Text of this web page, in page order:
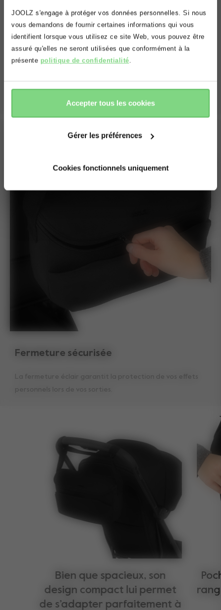
JOOLZ s'engage à protéger vos données personnelles. Si nous
vous demandons de fournir certaines informations qui vous
identifient lorsque vous utilisez ce site Web, vous pouvez être
assuré qu'elles ne seront utilisées que conformément à la
présente politique de confidentialité.
Accepter tous les cookies
Gérer les préférences
Cookies fonctionnels uniquement
Rangement polyvalent
Grâce à ses différentes poches intérieures, l’organisateur
garantit un rangement ordonné des objets
Fermeture sécurisée
Bien que spacieux, son
design compact lui permet
de s’adapter parfaitement à
Oups! Il semblerait que vous vous
situez sur le mauvais domaine.
Voulez vous être redirigé(e) vers le
bon domaine?
refuser
accepter